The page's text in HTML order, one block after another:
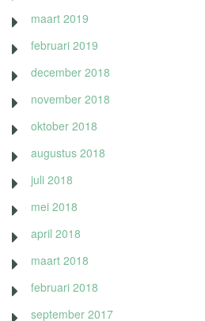
maart 2019
februari 2019
december 2018
november 2018
oktober 2018
augustus 2018
juli 2018
mei 2018
april 2018
maart 2018
februari 2018
september 2017